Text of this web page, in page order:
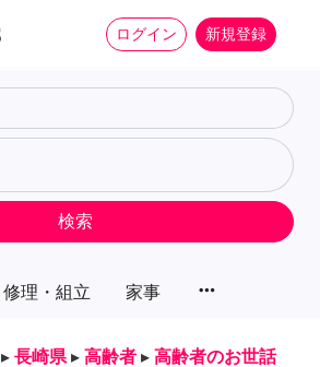
ログイン 新規登録
修理・組立 家事 more_horiz
検索
▸ 長崎県 ▸ 高齢者 ▸ 高齢者のお世話